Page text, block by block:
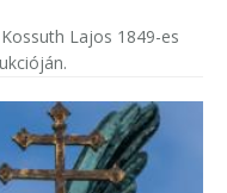
Lajos 1849-es